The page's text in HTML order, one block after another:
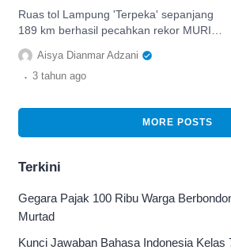
Ruas tol Lampung 'Terpeka' sepanjang
189 km berhasil pecahkan rekor MURI
sebagai tol terpanjang di Indonesia, cek
selengkapnya di sini.
Aisya Dianmar Adzani
. 3 tahun ago
MORE POSTS
Terkini
Gegara Pajak 100 Ribu Warga
Murtad
Kunci Jawaban Bahasa Indonesia Kelas